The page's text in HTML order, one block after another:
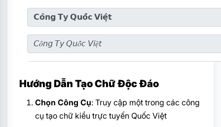
Hướng Dẫn Tạo Chữ Độc Đáo
Chọn Công Cụ: Truy cập một trong các công
cụ tạo chữ kiểu trực tuyến Quốc Việt